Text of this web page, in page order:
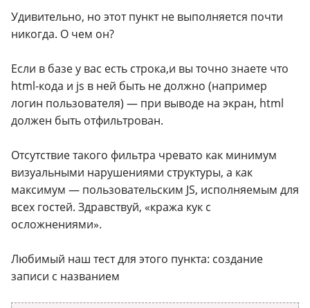
Удивительно, но этот пункт не выполняется почти
никогда. О чем он?
Если в базе у вас есть строка,и вы точно знаете что
html-кода и js в ней быть не должно (например
логин пользователя) — при выводе на экран, html
должен быть отфильтрован.
Отсутствие такого фильтра чревато как минимум
визуальными нарушениями структуры, а как
максимум — пользовательским JS, исполняемым для
всех гостей. Здравствуй, «кража кук с
осложнениями».
Любимый наш тест для этого пункта: создание
записи с названием